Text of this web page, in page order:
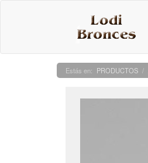
PRODUCTOS /